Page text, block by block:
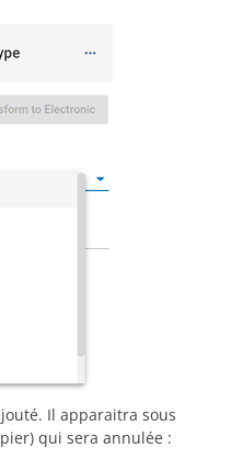
Il apparaitra sous
qui sera annulée :